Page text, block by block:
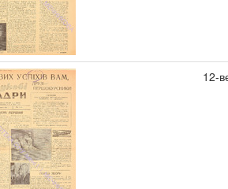
12-